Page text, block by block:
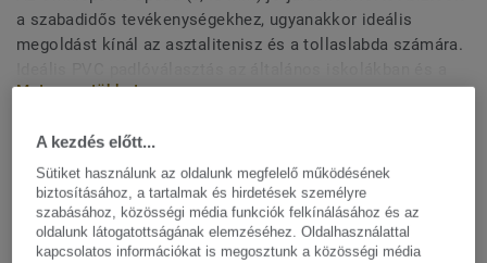
a szabadidős tevékenységekhez, ugyanakkor ideális
megoldást kínál az asztalitenisz és a tollaslabda számára.
felületvédelemmel van lekezelve a rendkívüli tartósság és
a költséghatékony karbantartás érdekében.
Mutasson többet
FŐBB JELLEMZŐK
Franciaországban készül
Szabadidős tevékenységek
Ideális a tollaslabda és az asztalitenisz számára
A kezdés előtt...
Sütiket használunk az oldalunk megfelelő működésének
biztosításához, a tartalmak és hirdetések személyre
szabásához, közösségi média funkciók felkínálásához és az
oldalunk látogatottságának elemzéséhez. Oldalhasználattal
kapcsolatos információkat is megosztunk a közösségi média